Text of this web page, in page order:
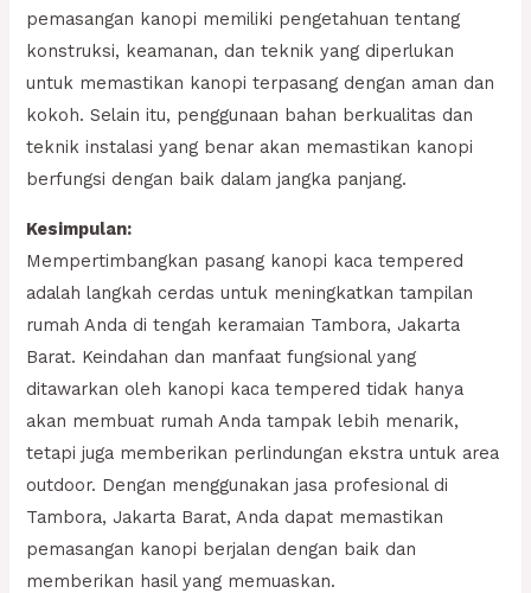
pemasangan kanopi memiliki pengetahuan tentang
konstruksi, keamanan, dan teknik yang diperlukan
untuk memastikan kanopi terpasang dengan aman dan
kokoh. Selain itu, penggunaan bahan berkualitas dan
teknik instalasi yang benar akan memastikan kanopi
berfungsi dengan baik dalam jangka panjang.
Kesimpulan:
Mempertimbangkan pasang kanopi kaca tempered
adalah langkah cerdas untuk meningkatkan tampilan
rumah Anda di tengah keramaian Tambora, Jakarta
Barat. Keindahan dan manfaat fungsional yang
ditawarkan oleh kanopi kaca tempered tidak hanya
akan membuat rumah Anda tampak lebih menarik,
tetapi juga memberikan perlindungan ekstra untuk area
outdoor. Dengan menggunakan jasa profesional di
Tambora, Jakarta Barat, Anda dapat memastikan
pemasangan kanopi berjalan dengan baik dan
memberikan hasil yang memuaskan.